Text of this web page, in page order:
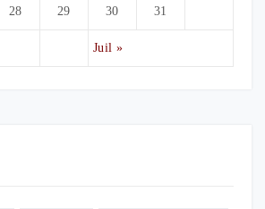
Juil »
28 29 30 31